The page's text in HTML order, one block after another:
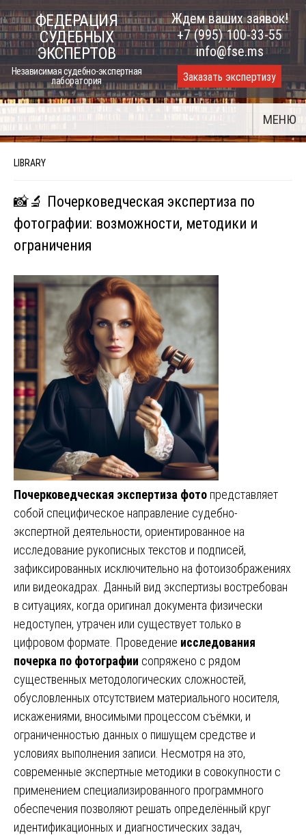
Skip
to
content
ФЕДЕРАЦИЯ
СУДЕБНЫХ
ЭКСПЕРТОВ
Независимая судебно-экспертная
лаборатория
Ждем ваших заявок!
+7 (995) 100-33-55
info@fse.ms
Заказать экспертизу
МЕНЮ
LIBRARY
📸🔬 Почерковедческая экспертиза по
фотографии: возможности, методики и
ограничения
Почерковедческая экспертиза фото представляет
собой специфическое направление судебно-
экспертной деятельности, ориентированное на
исследование рукописных текстов и подписей,
зафиксированных исключительно на фотоизображениях
или видеокадрах. Данный вид экспертизы востребован
в ситуациях, когда оригинал документа физически
недоступен, утрачен или существует только в
цифровом формате. Проведение исследования
почерка по фотографии сопряжено с рядом
существенных методологических сложностей,
обусловленных отсутствием материального носителя,
искажениями, вносимыми процессом съёмки, и
ограниченностью данных о пишущем средстве и
условиях выполнения записи. Несмотря на это,
современные экспертные методики в совокупности с
применением специализированного программного
обеспечения позволяют решать определённый круг
идентификационных и диагностических задач,